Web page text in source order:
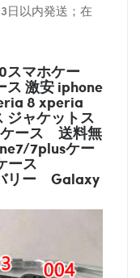
日以内発送；在
マホケー
激安 iphone
8 xperia
ャケットス
ース 送料無
7plusケー
ース
リー Galaxy